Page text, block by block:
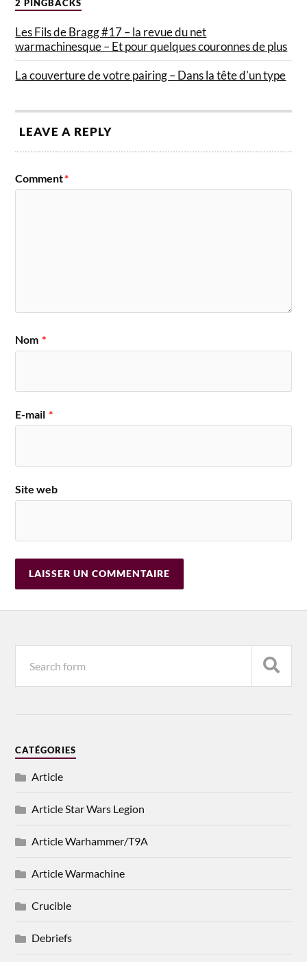
2 PINGBACKS
Les Fils de Bragg #17 – la revue du net
warmachinesque – Et pour quelques couronnes de plus
La couverture de votre pairing – Dans la tête d'un type
LEAVE A REPLY
Comment*
Nom *
E-mail *
Site web
CATÉGORIES
Article
Article Star Wars Legion
Article Warhammer/T9A
Article Warmachine
Crucible
Debriefs